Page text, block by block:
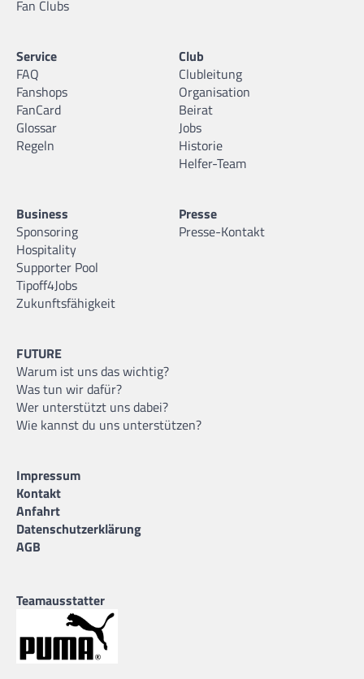
Fan Clubs
Service
FAQ
Fanshops
FanCard
Glossar
Regeln
Club
Clubleitung
Organisation
Beirat
Jobs
Historie
Helfer-Team
Business
Sponsoring
Hospitality
Supporter Pool
Tipoff4Jobs
Zukunftsfähigkeit
Presse
Presse-Kontakt
FUTURE
Warum ist uns das wichtig?
Was tun wir dafür?
Wer unterstützt uns dabei?
Wie kannst du uns unterstützen?
Impressum
Kontakt
Anfahrt
Datenschutzerklärung
AGB
Teamausstatter